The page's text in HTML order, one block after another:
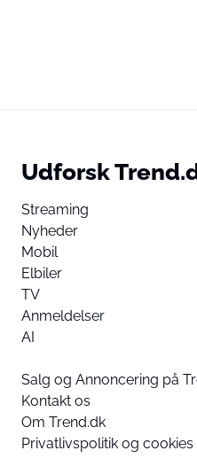
Udforsk
Streaming
Nyheder
Mobil
Elbiler
TV
Anmeldelser
AI
Salg og Annoncering på
Kontakt os
Om Trend.dk
Privatlivspolitik og cookies